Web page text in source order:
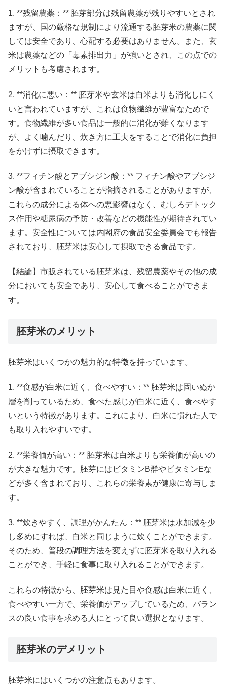
1. **残留農薬：** 胚芽部分は残留農薬が残りやすいとされ
ますが、国の厳格な規制により流通する胚芽米の農薬に関
しては安全であり、心配する必要はありません。また、玄
米は農薬などの「毒素排出力」が強いとされ、この点での
メリットも考慮されます。
2. **消化に悪い：** 胚芽米や玄米は白米よりも消化しにく
いと言われていますが、これは食物繊維が豊富なためで
す。食物繊維が多い食品は一般的に消化が難くなります
が、よく噛んだり、炊き方に工夫をすることで消化に負担
をかけずに摂取できます。
3. **フィチン酸とアブシジン酸：** フィチン酸やアブシジ
ン酸が含まれていることが指摘されることがありますが、
これらの成分による体への悪影響はなく、むしろデトック
ス作用や糖尿病の予防・改善などの機能性が期待されてい
ます。安全性については内閣府の食品安全委員会でも報告
されており、胚芽米は安心して摂取できる食品です。
【結論】市販されている胚芽米は、残留農薬やその他の成
分においても安全であり、安心して食べることができま
す。
胚芽米のメリット
胚芽米はいくつかの魅力的な特徴を持っています。
1. **食感が白米に近く、食べやすい：** 胚芽米は固いぬか
層を削っているため、食べた感じが白米に近く、食べやす
いという特徴があります。これにより、白米に慣れた人で
も取り入れやすいです。
2. **栄養価が高い：** 胚芽米は白米よりも栄養価が高いの
が大きな魅力です。胚芽にはビタミンB群やビタミンEな
どが多く含まれており、これらの栄養素が健康に寄与しま
す。
3. **炊きやすく、調理がかんたん：** 胚芽米は水加減を少
し多めにすれば、白米と同じように炊くことができます。
そのため、普段の調理方法を変えずに胚芽米を取り入れる
ことができ、手軽に食事に取り入れることができます。
これらの特徴から、胚芽米は見た目や食感は白米に近く、
食べやすい一方で、栄養価がアップしているため、バラン
スの良い食事を求める人にとって良い選択となります。
胚芽米のデメリット
胚芽米にはいくつかの注意点もあります。